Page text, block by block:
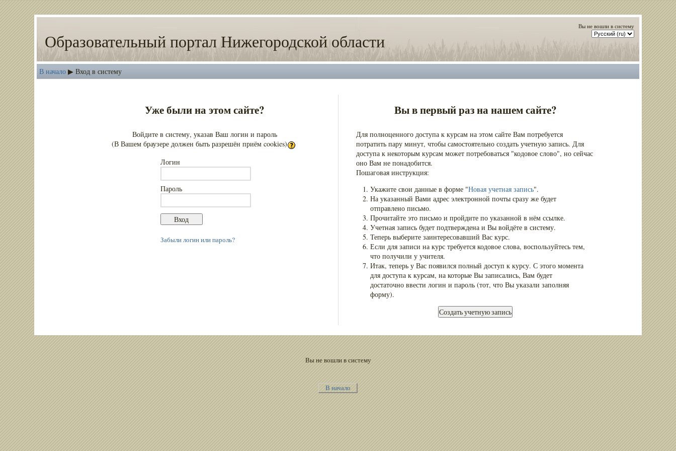
Образовательный портал Нижегородской области
Вы не вошли в систему
В начало ▶ Вход в систему
Уже были на этом сайте?
Войдите в систему, указав Ваш логин и пароль
(В Вашем браузере должен быть разрешён приём cookies)
Логин
Пароль
Забыли логин или пароль?
Вы в первый раз на нашем сайте?
Для полноценного доступа к курсам на этом сайте Вам потребуется
потратить пару минут, чтобы самостоятельно создать учетную запись. Для
доступа к некоторым курсам может потребоваться "кодовое слово", но сейчас
оно Вам не понадобится.
Пошаговая инструкция:
Укажите свои данные в форме "Новая учетная запись".
На указанный Вами адрес электронной почты сразу же будет
отправлено письмо.
Прочитайте это письмо и пройдите по указанной в нём ссылке.
Учетная запись будет подтверждена и Вы войдёте в систему.
Теперь выберите заинтересовавший Вас курс.
Если для записи на курс требуется кодовое слова, воспользуйтесь тем,
что получили у учителя.
Итак, теперь у Вас появился полный доступ к курсу. С этого момента
для доступа к курсам, на которые Вы записались, Вам будет
достаточно ввести логин и пароль (тот, что Вы указали заполняя
форму).
Вы не вошли в систему
В начало